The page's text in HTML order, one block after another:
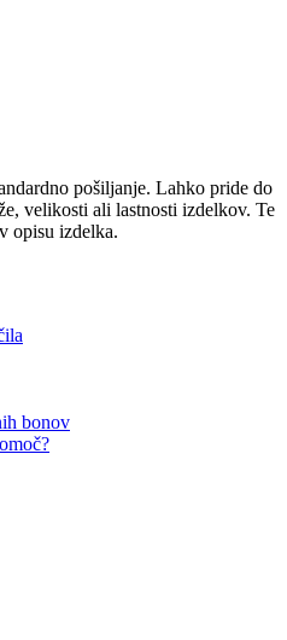
pošiljanje. Lahko pride do
velikosti ali lastnosti izdelkov. Te
opisu izdelka.
bonov